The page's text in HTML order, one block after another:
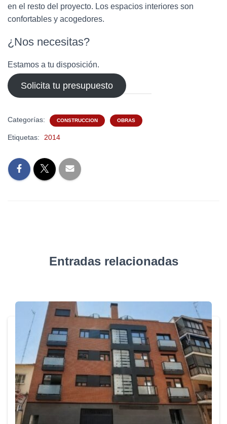
en el resto del proyecto. Los espacios interiores son
confortables y acogedores.
¿Nos necesitas?
Estamos a tu disposición.
Solicita tu presupuesto
Categorías: CONSTRUCCION OBRAS
Etiquetas: 2014
Entradas relacionadas